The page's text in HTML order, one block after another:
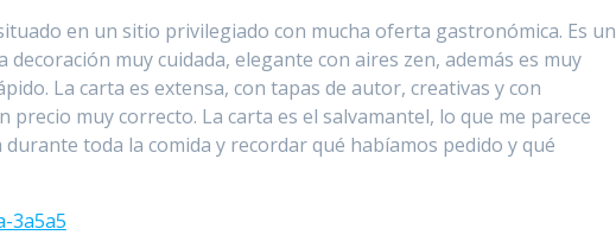
en un sitio privilegiado con mucha oferta gastronómica. Es un
muy cuidada, elegante con aires zen, además es muy
La carta es extensa, con tapas de autor, creativas y con
muy correcto. La carta es el salvamantel, lo que me parece
toda la comida y recordar qué habíamos pedido y qué